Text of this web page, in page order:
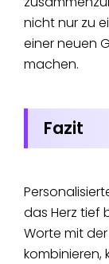
nicht nur zu
einer neuen
machen.
Fazit
das Herz tief
Worte mit
kombinieren,